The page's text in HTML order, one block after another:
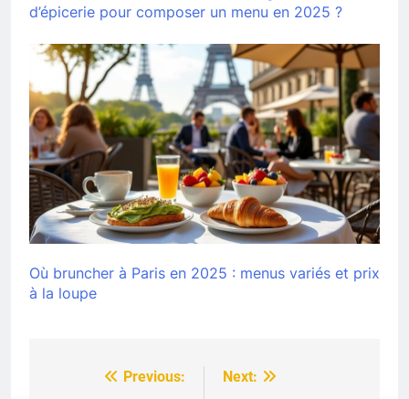
d’épicerie pour composer un menu en 2025 ?
Où bruncher à Paris en 2025 : menus variés et prix
à la loupe
NavigationPrevious:
Next: